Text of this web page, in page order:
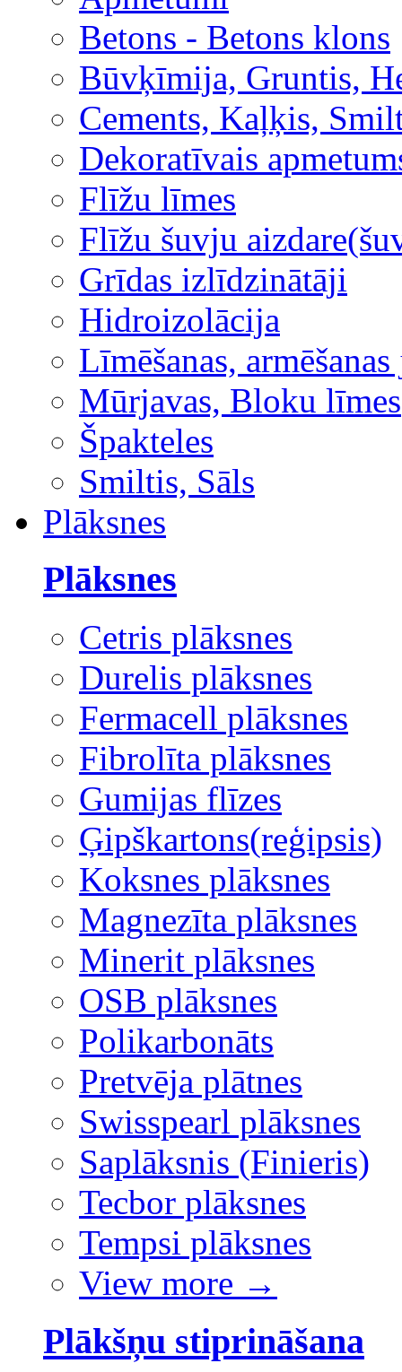
Betons - Betons klons
Būvķīmija, Gruntis,
Cements, Kaļķis,
Dekoratīvais
Flīžu līmes
Flīžu šuvju
Grīdas izlīdzinātāji
Hidroizolācija
Līmēšanas, armēšanas
Mūrjavas, Bloku līmes
Špakteles
Smiltis, Sāls
Plāksnes
Plāksnes
Cetris plāksnes
Durelis plāksnes
Fermacell plāksnes
Fibrolīta plāksnes
Gumijas flīzes
Ģipškartons(reģipsis)
Koksnes plāksnes
Magnezīta plāksnes
Minerit plāksnes
OSB plāksnes
Polikarbonāts
Pretvēja plātnes
Swisspearl plāksnes
Saplāksnis (Finieris)
Tecbor plāksnes
Tempsi plāksnes
View more →
Plākšņu stiprināšana